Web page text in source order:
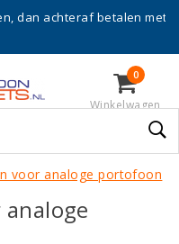
achteraf betalen met Klarna!
0
Winkelwagen
voor analoge portofoon